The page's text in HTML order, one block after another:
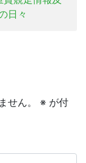
日々
せん。 ※ が付